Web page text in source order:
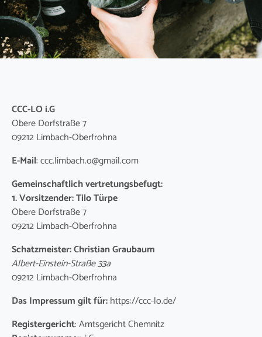
CCC-LO i.G
Obere Dorfstraße 7
09212 Limbach-Oberfrohna
E-Mail: ccc.limbach.o@gmail.com
Gemeinschaftlich vertretungsbefugt:
1. Vorsitzender: Tilo Türpe
Obere Dorfstraße 7
09212 Limbach-Oberfrohna
Schatzmeister: Christian Graubaum
Albert-Einstein-Straße 33a
09212 Limbach-Oberfrohna
Das Impressum gilt für:https://ccc-lo.de/
Registergericht: Amtsgericht Chemnitz